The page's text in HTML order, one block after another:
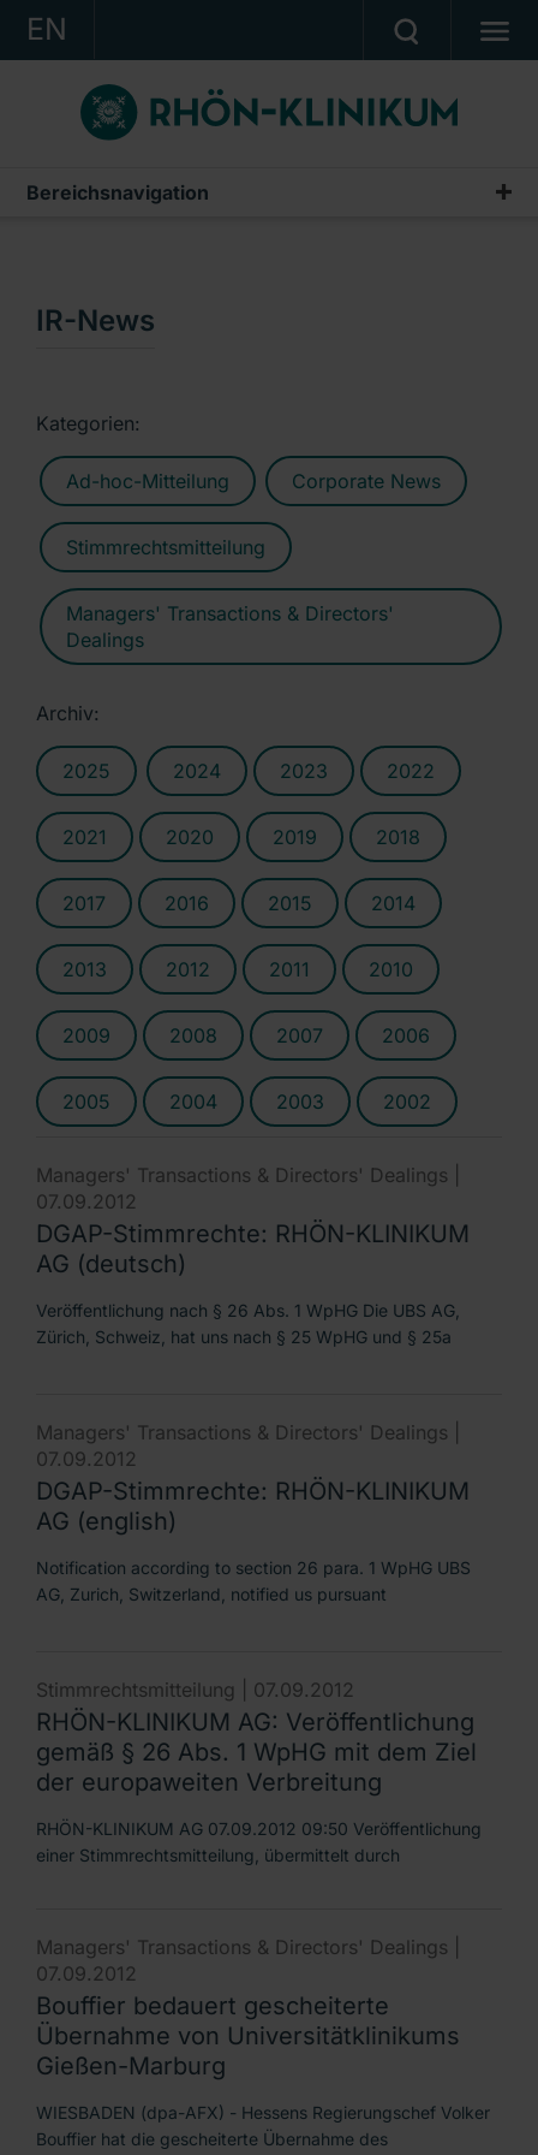
EN
KONZERN
KLINIKEN
KARRIERE
KONTAKT
Bereichsnavigation
Publikationen & Präsentationen
Präsentationen & Conference Calls
IR-News
Kategorien:
Ad-hoc-Mitteilung Corporate News
Stimmrechtsmitteilung
Managers' Transactions & Directors'
Dealings
Archiv:
2025 2024 2023 2022
2021 2020 2019 2018
2017 2016 2015 2014
2013 2012 2011 2010
2009 2008 2007 2006
2005 2004 2003 2002
Managers' Transactions & Directors' Dealings |
07.09.2012
DGAP-Stimmrechte: RHÖN-KLINIKUM
AG (deutsch)
Veröffentlichung nach § 26 Abs. 1 WpHG Die UBS AG,
Zürich, Schweiz, hat uns nach § 25 WpHG und § 25a
Managers' Transactions & Directors' Dealings |
07.09.2012
DGAP-Stimmrechte: RHÖN-KLINIKUM
AG (english)
Notification according to section 26 para. 1 WpHG UBS
AG, Zurich, Switzerland, notified us pursuant
Stimmrechtsmitteilung | 07.09.2012
RHÖN-KLINIKUM AG: Veröffentlichung
gemäß § 26 Abs. 1 WpHG mit dem Ziel
der europaweiten Verbreitung
RHÖN-KLINIKUM AG 07.09.2012 09:50 Veröffentlichung
einer Stimmrechtsmitteilung, übermittelt durch
Managers' Transactions & Directors' Dealings |
07.09.2012
Bouffier bedauert gescheiterte
Übernahme von Universitätklinikums
Gießen-Marburg
WIESBADEN (dpa-AFX) - Hessens Regierungschef Volker
Bouffier hat die gescheiterte Übernahme des